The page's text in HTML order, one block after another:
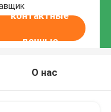
контактные
данные
О нас